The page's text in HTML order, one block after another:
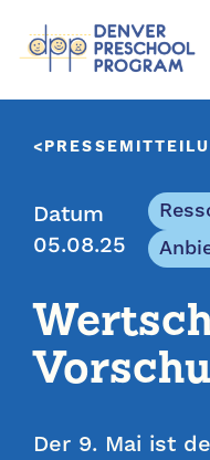
Datum
05.08.25
Der 9. Mai ist